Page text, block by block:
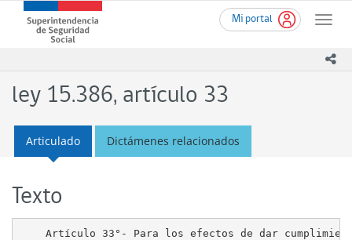
contenido
Mi portal
Toggle
Superintendencia
de
(SUSESO)
-
de
Chile
ley 15.386, artículo 33
Articulado Dictámenes relacionados
Texto
Artículo 33°- Para los efectos de dar